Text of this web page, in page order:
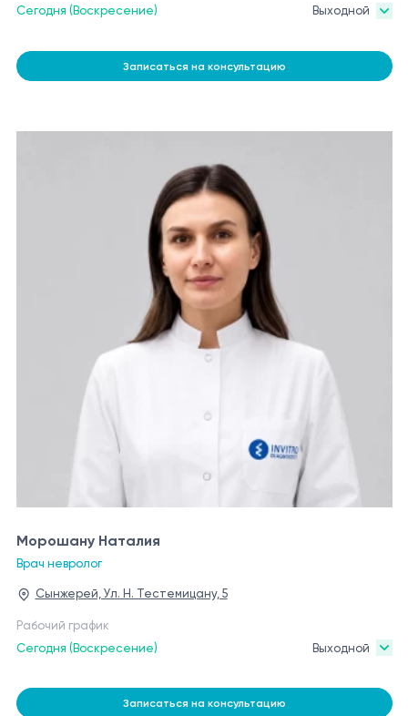
Сегодня (Воскресение)
Выходной
Записаться на консультацию
Морошану Наталия
Врач невролог
Сынжерей, Ул. Н. Тестемицану, 5
Рабочий график
Сегодня (Воскресение)
Выходной
Записаться на консультацию